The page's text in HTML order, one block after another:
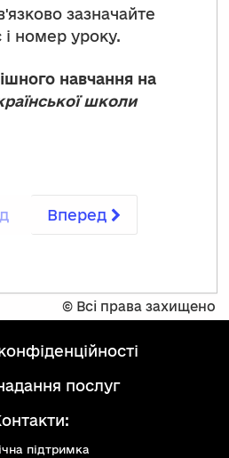
зазначайте
і номер уроку.
навчання на
школи
Вперед
© Всі права захищено
конфіденційності
послуг
підтримка